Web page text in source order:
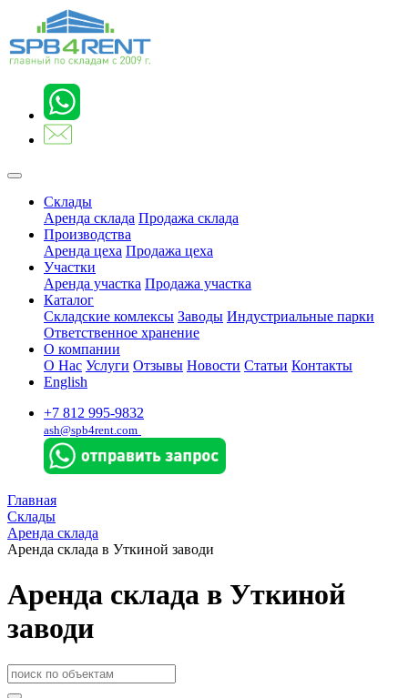
Склады
Аренда склада Продажа склада
Производства
Аренда цеха Продажа цеха
Участки
Аренда участка Продажа участка
Каталог
Складские комлексы Заводы Индустриальные парки
Ответственное хранение
О компании
О Нас Услуги Отзывы Новости Статьи Контакты
English
+7 812 995-9832
ash@spb4rent.com
Главная
Склады
Аренда склада
Аренда склада в Уткиной заводи
Аренда склада в Уткиной
заводи